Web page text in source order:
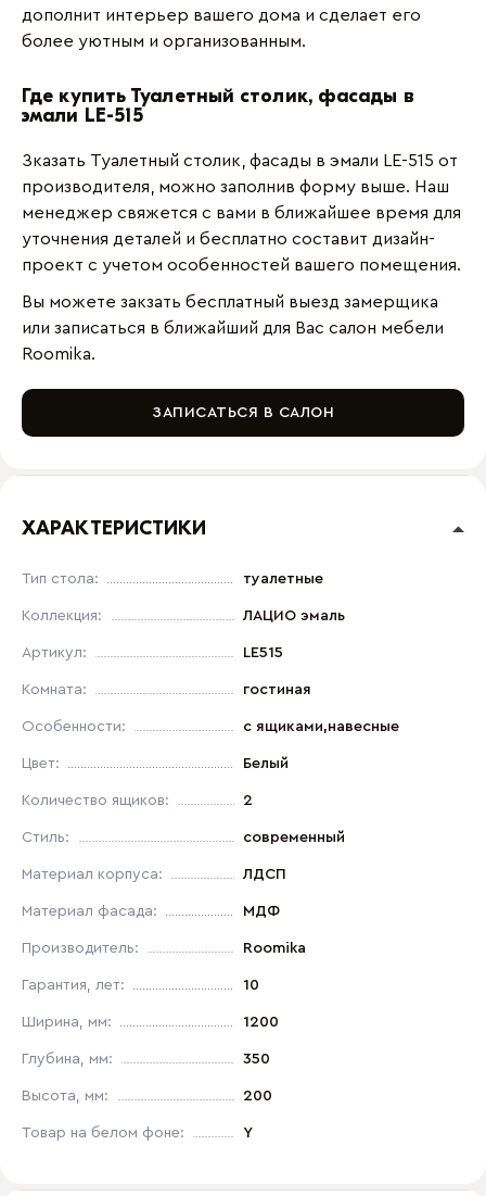
дополнит интерьер вашего дома и сделает его
более уютным и организованным.
Где купить Туалетный столик, фасады в
эмали LE-515
Зказать Туалетный столик, фасады в эмали LE-515 от
производителя, можно заполнив форму выше. Наш
менеджер свяжется с вами в ближайшее время для
уточнения деталей и бесплатно составит дизайн-
проект с учетом особенностей вашего помещения.
Вы можете закзать бесплатный выезд замерщика
или записаться в ближайший для Вас салон мебели
Roomika.
ЗАПИСАТЬСЯ В САЛОН
ХАРАКТЕРИСТИКИ
Тип стола: туалетные
Коллекция: ЛАЦИО эмаль
Артикул: LE515
Комната: гостиная
Особенности: с ящиками,навесные
Цвет: Белый
Количество ящиков: 2
Стиль: современный
Материал корпуса: ЛДСП
Материал фасада: МДФ
Производитель: Roomika
Гарантия, лет: 10
Ширина, мм: 1200
Глубина, мм: 350
Высота, мм: 200
Товар на белом фоне: Y